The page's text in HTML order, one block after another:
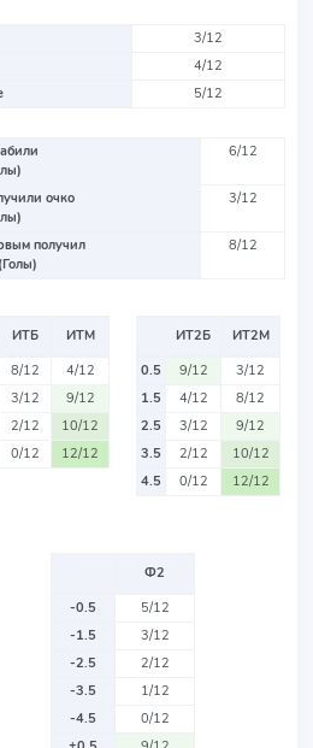
3/12
4/12
5/12
6/12
очко
3/12
получил
8/12
ИТБ
ИТМ
8/12
4/12
3/12
9/12
2/12
10/12
0/12 12/12
ИТ2Б
ИТ2М
0.5
9/12
3/12
1.5
4/12
8/12
2.5
3/12
9/12
3.5
2/12
10/12
4.5
0/12 12/12
Ф2
-0.5
5/12
-1.5
3/12
-2.5
2/12
-3.5
1/12
-4.5
0/12